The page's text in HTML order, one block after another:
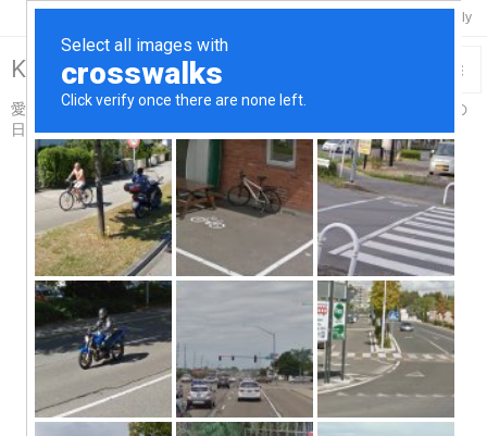
Keisuke-Remix>R18
愛車スカイライン＆コペンと温泉と酒と烏賊釣り触手吸盤プレイの
日々…for Adults仕様


メニュ

サイド

前へ

次へ

検索
Feedly